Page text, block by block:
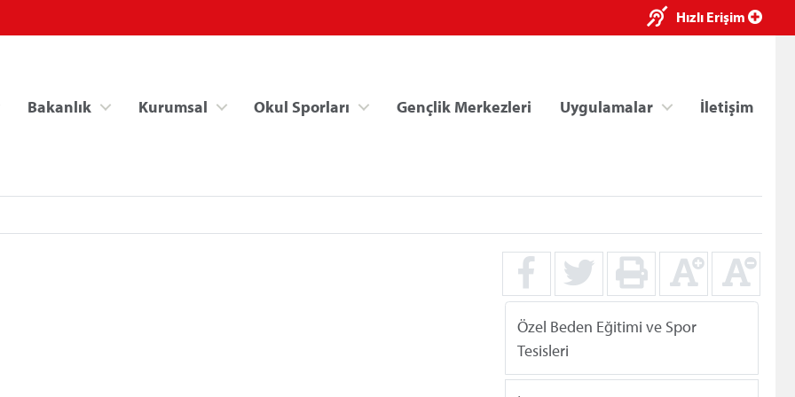
Hızlı Erişim
Bakanlık Kurumsal Okul Sporları Gençlik Merkezleri Uygulamalar İletişim
Özel Beden Eğitimi ve Spor
Tesisleri
×